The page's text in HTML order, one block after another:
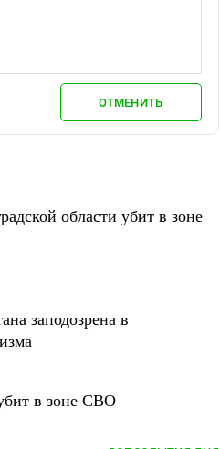
ОТМЕНИТЬ
области убит в зоне
заподозрена в
в зоне СВО